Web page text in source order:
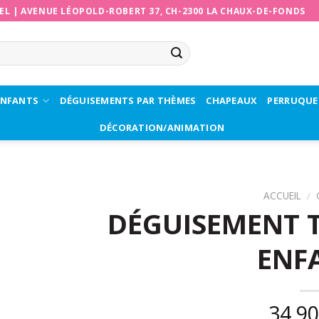
|AVENUE LÉOPOLD-ROBERT 37, CH-2300 LA CHAUX-DE-FONDS
DÉGUISEMENTS PAR THÈMES CHAPEAUX
DÉCORATION/ANIMATION
ACCUEIL /
DÉGUISEMENT